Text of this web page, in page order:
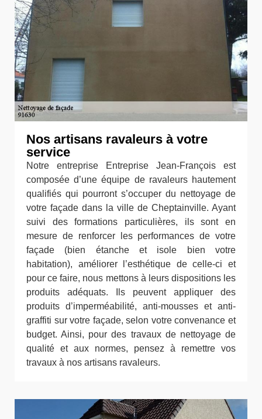
Nos artisans ravaleurs à votre
service
Notre entreprise Entreprise Jean-François est
composée d’une équipe de ravaleurs hautement
qualifiés qui pourront s’occuper du nettoyage de
votre façade dans la ville de Cheptainville. Ayant
suivi des formations particulières, ils sont en
mesure de renforcer les performances de votre
façade (bien étanche et isole bien votre
habitation), améliorer l’esthétique de celle-ci et
pour ce faire, nous mettons à leurs dispositions les
produits adéquats. Ils peuvent appliquer des
produits d’imperméabilité, anti-mousses et anti-
graffiti sur votre façade, selon votre convenance et
budget. Ainsi, pour des travaux de nettoyage de
qualité et aux normes, pensez à remettre vos
travaux à nos artisans ravaleurs.